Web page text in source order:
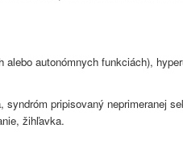
autonómnych funkciách),
pripisovaný neprimeranej
žihľavka.